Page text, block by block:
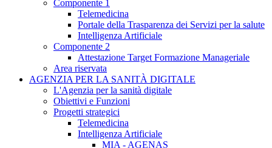
Componente 1
Telemedicina
Portale della Trasparenza dei Servizi per la salute
Intelligenza Artificiale
Componente 2
Attestazione Target Formazione Manageriale
Area riservata
AGENZIA PER LA SANITÀ DIGITALE
L'Agenzia per la sanità digitale
Obiettivi e Funzioni
Progetti strategici
Telemedicina
Intelligenza Artificiale
MIA - AGENAS